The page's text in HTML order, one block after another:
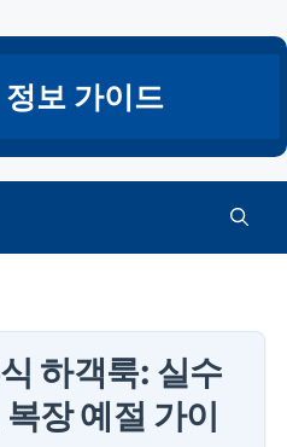
보 가이드
하객룩: 실수
장 예절 가이